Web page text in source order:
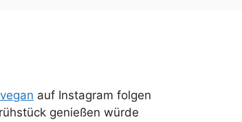
auf Instagram folgen
genießen würde